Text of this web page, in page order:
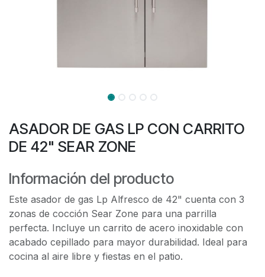
ASADOR DE GAS LP CON CARRITO
DE 42" SEAR ZONE
Información del producto
Este asador de gas Lp Alfresco de 42" cuenta con 3
zonas de cocción Sear Zone para una parrilla
perfecta. Incluye un carrito de acero inoxidable con
acabado cepillado para mayor durabilidad. Ideal para
cocina al aire libre y fiestas en el patio.